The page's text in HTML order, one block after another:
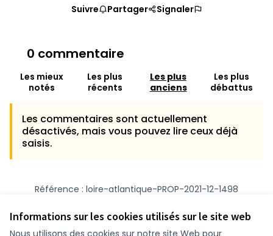
Informations sur les cookies utilisés sur le site web
Nous utilisons des cookies sur notre site Web pour
Suivre Partager Signaler
0 commentaire
Les mieux
notés
Les plus
récents
Les plus
anciens
Les plus
débattus
Les commentaires sont actuellement
désactivés, mais vous pouvez lire ceux déjà
saisis.
Référence : loire-atlantique-PROP-2021-12-1498
Vérifiez l'empreinte numérique